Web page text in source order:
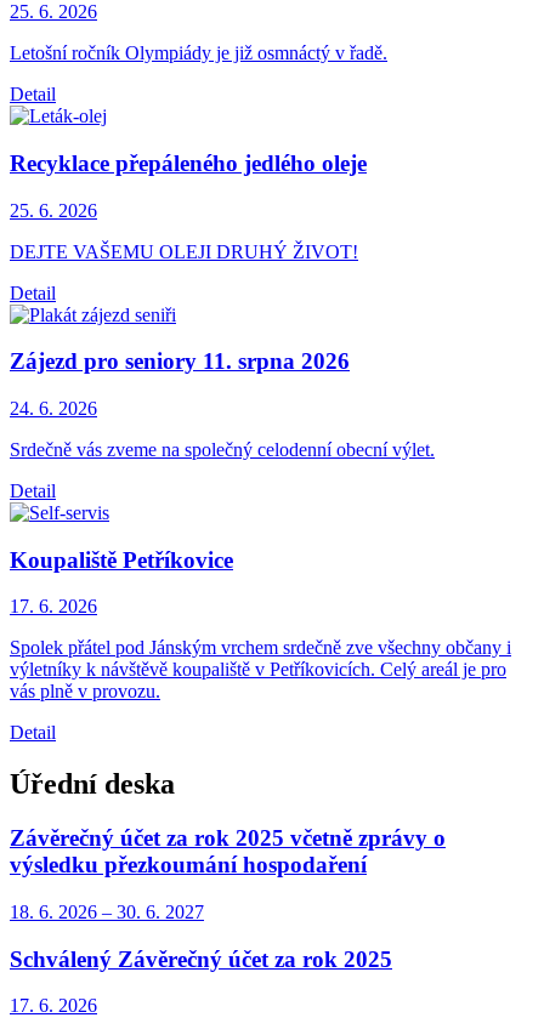
25. 6. 2026
Letošní ročník Olympiády je již osmnáctý v řadě.
Detail
Recyklace přepáleného jedlého oleje
25. 6. 2026
DEJTE VAŠEMU OLEJI DRUHÝ ŽIVOT!
Detail
Zájezd pro seniory 11. srpna 2026
24. 6. 2026
Srdečně vás zveme na společný celodenní obecní výlet.
Detail
Koupaliště Petříkovice
17. 6. 2026
Spolek přátel pod Jánským vrchem srdečně zve všechny občany i
výletníky k návštěvě koupaliště v Petříkovicích. Celý areál je pro
vás plně v provozu.
Detail
Úřední deska
Závěrečný účet za rok 2025 včetně zprávy o
výsledku přezkoumání hospodaření
18. 6. 2026 – 30. 6. 2027
Schválený Závěrečný účet za rok 2025
17. 6. 2026